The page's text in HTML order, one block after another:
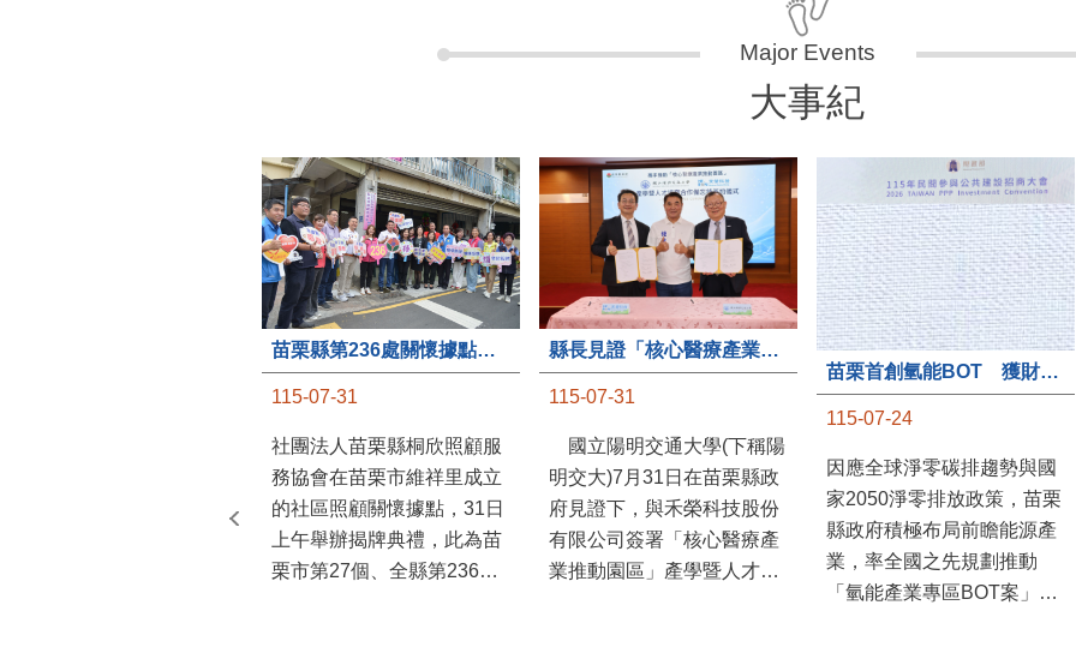
大事紀
苗栗縣第236處關懷據點在苗栗市維祥里揭牌
115-07-31
社團法人苗栗縣桐欣照顧服
務協會在苗栗市維祥里成立
的社區照顧關懷據點，31日
上午舉辦揭牌典禮，此為苗
栗市第27個、全縣第236處
115-07-31
國立陽明交通大學(下稱陽
明交大)7月31日在苗栗縣政
府見證下，與禾榮科技股份
有限公司簽署「核心醫療產
業推動園區」產學暨人才培
苗栗首創氫能BOT 獲財政部「突破之翼」肯定
115-07-24
因應全球淨零碳排趨勢與國
家2050淨零排放政策，苗栗
縣政府積極布局前瞻能源產
業，率全國之先規劃推動
「氫能產業專區BOT案」，